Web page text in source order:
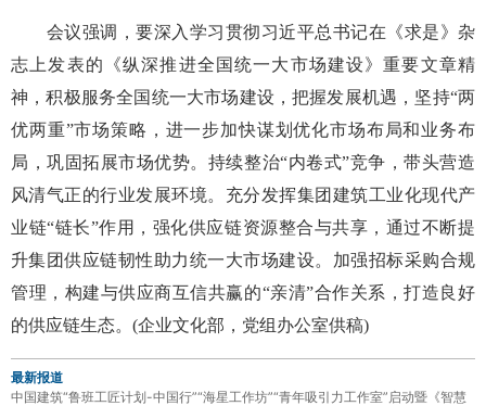
会议强调，要深入学习贯彻习近平总书记在《求是》杂
志上发表的《纵深推进全国统一大市场建设》重要文章精
神，积极服务全国统一大市场建设，把握发展机遇，坚持“两
优两重”市场策略，进一步加快谋划优化市场布局和业务布
局，巩固拓展市场优势。持续整治“内卷式”竞争，带头营造
风清气正的行业发展环境。充分发挥集团建筑工业化现代产
业链“链长”作用，强化供应链资源整合与共享，通过不断提
升集团供应链韧性助力统一大市场建设。加强招标采购合规
管理，构建与供应商互信共赢的“亲清”合作关系，打造良好
的供应链生态。(企业文化部，党组办公室供稿)
最新报道
中国建筑“鲁班工匠计划-中国行”“海星工作坊”“青年吸引力工作室”启动暨《智慧